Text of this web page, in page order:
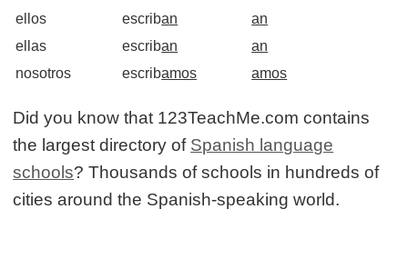
ellos
ellas
nosotros
escriban
escriban
escribamos
an
an
amos
Did you know that 123TeachMe.com contains
the largest directory of Spanish language
schools? Thousands of schools in hundreds of
cities around the Spanish-speaking world.